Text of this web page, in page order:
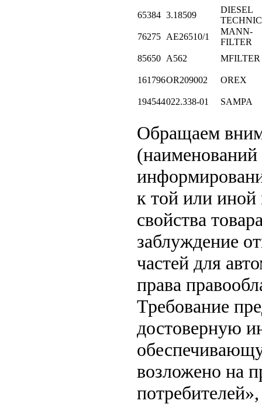
65384 3.18509
DIESEL
TECHNIC
76275 AE26510/1
MANN-
FILTER
85650 A562 MFILTER
161796OR209002 OREX
194544022.338-01 SAMPA
Обращаем
(наименований
к той или иной
свойства
заблуждение
частей для
права
Требование
достоверную
возложено на